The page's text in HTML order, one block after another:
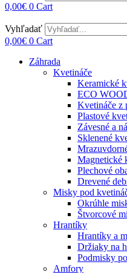
0,00€ 0 Cart
Vyhľadať
0,00€ 0 Cart
Záhrada
Kvetináče
Keramické
ECO
Kvetináče z
Plastové
Závesné a
Sklenené
Magnetické
Plechové
Drevené
Misky pod
Okrúhle
Štvorcové
Hrantíky
Hrantíky a
Držiaky na
Podmisky
Amfory